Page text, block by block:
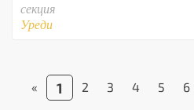
секция
Уреди
« 1 2 3 4 5 6